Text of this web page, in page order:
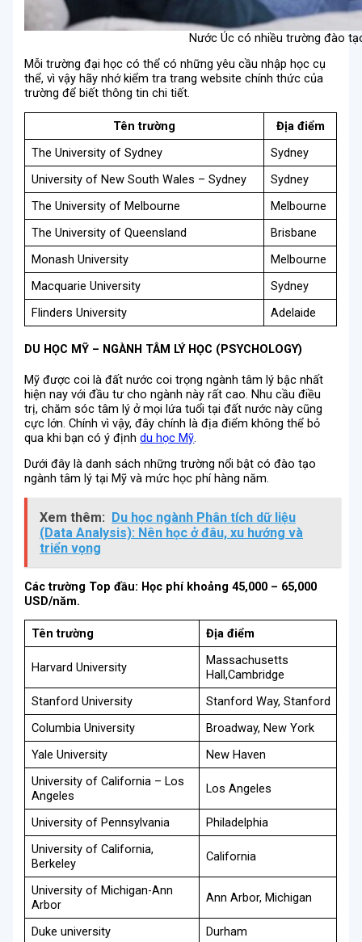
Nước Úc có nhiều trường đào
Mỗi trường đại học có thể có những yêu cầu nhập học cụ
thể, vì vậy hãy nhớ kiểm tra trang website chính thức của
trường để biết thông tin chi tiết.
Tên trường
Địa điểm
The University of Sydney
Sydney
University of New South Wales – Sydney
Sydney
The University of Melbourne
Melbourne
The University of Queensland
Brisbane
Monash University
Melbourne
Macquarie University
Sydney
Flinders University
Adelaide
DU HỌC MỸ – NGÀNH TÂM LÝ HỌC (PSYCHOLOGY)
Mỹ được coi là đất nước coi trọng ngành tâm lý bậc nhất
hiện nay với đầu tư cho ngành này rất cao. Nhu cầu điều
trị, chăm sóc tâm lý ở mọi lứa tuổi tại đất nước này cũng
cực lớn. Chính vì vậy, đây chính là địa điểm không thể bỏ
qua khi bạn có ý địnhdu học Mỹ.
Dưới đây là danh sách những trường nổi bật có đào tạo
ngành tâm lý tại Mỹ và mức học phí hàng năm.
Xem thêm: Du học ngành Phân tích dữ liệu
(Data Analysis): Nên học ở đâu, xu hướng và
triển vọng
Các trường Top đầu: Học phí khoảng 45,000 – 65,000
USD/năm.
Tên trường Địa điểm
Harvard University
Massachusetts
Hall,Cambridge
Stanford University
Stanford Way, Stanford
Columbia University
Broadway, New York
Yale University
New Haven
University of California – Los
Angeles
Los Angeles
University of Pennsylvania
Philadelphia
University of California,
Berkeley
California
University of Michigan-Ann
Arbor
Ann Arbor, Michigan
Duke university
Durham